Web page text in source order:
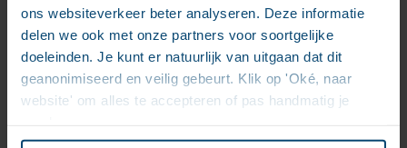
ons websiteverkeer beter analyseren. Deze informatie
delen we ook met onze partners voor soortgelijke
doeleinden. Je kunt er natuurlijk van uitgaan dat dit
geanonimiseerd en veilig gebeurt. Klik op 'Oké, naar
website' om alles te accepteren of pas handmatig je
Responsabilitésliées à CXM au sein de votre
organisation, votreprocessus décisionnel
développer votre plateforme CXM, la
composition et la curation de votre backlog,
etc.
Le coût et le délai pour passer de l’idée à la